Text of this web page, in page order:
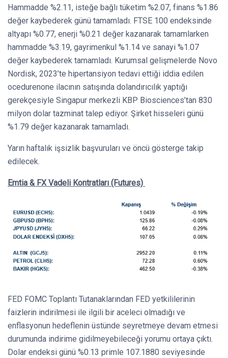
Hammadde %2.11, isteğe bağlı tüketim %2.07, finans %1.86
değer kaybederek günü tamamladı. FTSE 100 endeksinde
altyapı %0.77, enerji %0.21 değer kazanarak tamamlarken
hammadde %3.19, gayrimenkul %1.14 ve sanayi %1.07
değer kaybederek tamamladı. Kurumsal gelişmelerde Novo
Nordisk, 2023’te hipertansiyon tedavi ettiği iddia edilen
ocedurenone ilacının satışında dolandırıcılık yaptığı
gerekçesiyle Singapur merkezli KBP Biosciences’tan 830
milyon dolar tazminat talep ediyor. Şirket hisseleri günü
%1.79 değer kazanarak tamamladı.
Yarın haftalık işsizlik başvuruları ve öncü gösterge takip
edilecek.
Emtia & FX Vadeli Kontratları (Futures)
FED FOMC Toplantı Tutanaklarından FED yetkililerinin
faizlerin indirilmesi ile ilgili bir aceleci olmadığı ve
enflasyonun hedeflenin üstünde seyretmeye devam etmesi
durumunda indirime gidilmeyebileceği yorumu ortaya çıktı.
Dolar endeksi günü %0.13 primle 107.1880 seviyesinde